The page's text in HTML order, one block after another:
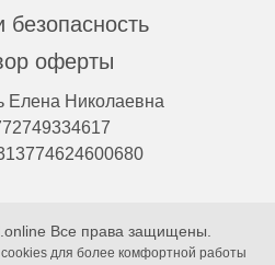
безопасность
оферты
Елена Николаевна
Все права защищены.
для более комфортной работы